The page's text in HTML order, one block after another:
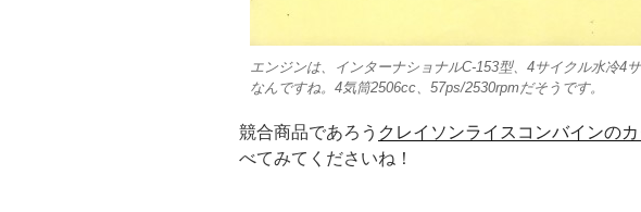
エンジンは、インターナショナルC-153型、4サイクル水冷4
なんですね。4気筒2506cc、57ps/2530rpmだそうです。
競合商品であろう クレイソンライスコンバインの
べてみてくださいね！